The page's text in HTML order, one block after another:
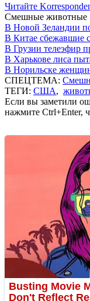
Читайте
Смешные животные
В Новой Зеландии
В Китае сбежавшие
В Грузии телеэфир
В Харькове лиса
В Норильске
СПЕЦТЕМА:
ТЕГИ: США,
Если вы заметили
нажмите Ctrl+Enter,